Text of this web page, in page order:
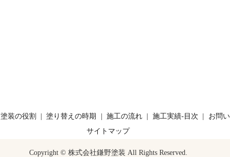
塗装の役割 塗り替えの時期 施工の流れ 施工実績-目次 お問
サイトマップ
Copyright © 株式会社鎌野塗装 All Rights Reserved.